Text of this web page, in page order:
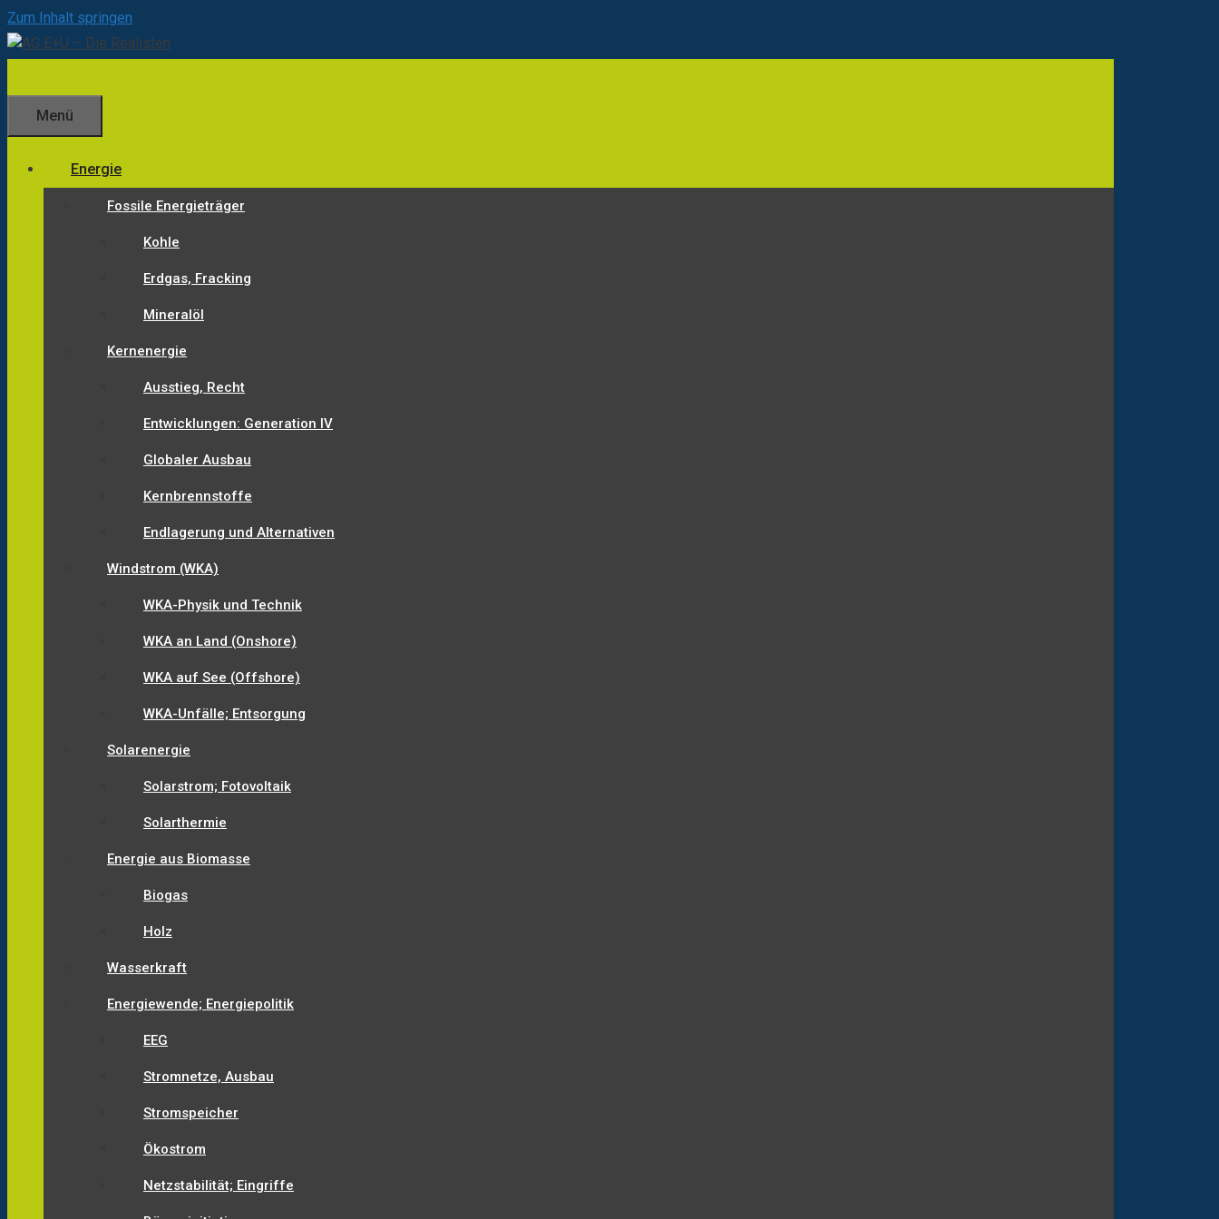
Zum Inhalt springen
Menü
Energie
Fossile Energieträger
Kohle
Erdgas, Fracking
Mineralöl
Kernenergie
Ausstieg, Recht
Entwicklungen: Generation IV
Globaler Ausbau
Kernbrennstoffe
Endlagerung und Alternativen
Windstrom (WKA)
WKA-Physik und Technik
WKA an Land (Onshore)
WKA auf See (Offshore)
WKA-Unfälle; Entsorgung
Solarenergie
Solarstrom; Fotovoltaik
Solarthermie
Energie aus Biomasse
Biogas
Holz
Wasserkraft
Energiewende; Energiepolitik
EEG
Stromnetze, Ausbau
Stromspeicher
Ökostrom
Netzstabilität; Eingriffe